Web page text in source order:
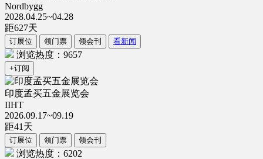
Nordbygg
2028.04.25~04.28
距627天
订展位 领门票 领会刊 看新闻
浏览热度：9657
+订阅
印度孟买五金展览会
IIHT
2026.09.17~09.19
距41 天
订展位 领门票 领会刊
浏览热度：6202